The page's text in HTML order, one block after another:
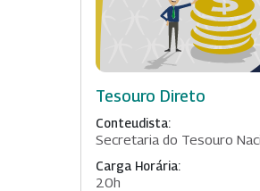
Tesouro Direto
Conteudista:
Secretaria do Tesouro
Carga Horária:
20h